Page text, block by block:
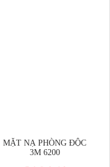
MẶT NẠ PHÒNG ĐỘC
3M 6200